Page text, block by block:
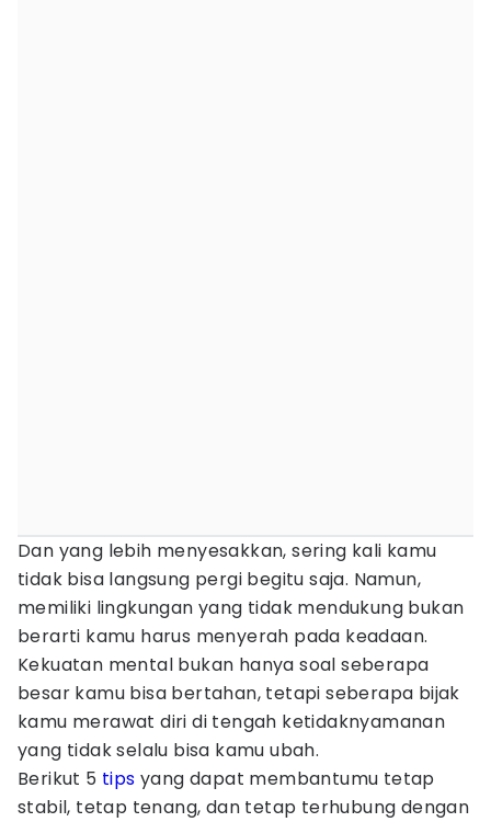
Dan yang lebih menyesakkan, sering kali kamu
tidak bisa langsung pergi begitu saja. Namun,
memiliki lingkungan yang tidak mendukung bukan
berarti kamu harus menyerah pada keadaan.
Kekuatan mental bukan hanya soal seberapa
besar kamu bisa bertahan, tetapi seberapa bijak
kamu merawat diri di tengah ketidaknyamanan
yang tidak selalu bisa kamu ubah.
Berikut 5 tips yang dapat membantumu tetap
stabil, tetap tenang, dan tetap terhubung dengan